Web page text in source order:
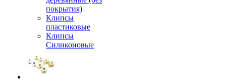
покрытия)
Клипсы
пластиковые
Клипсы
Силиконовые